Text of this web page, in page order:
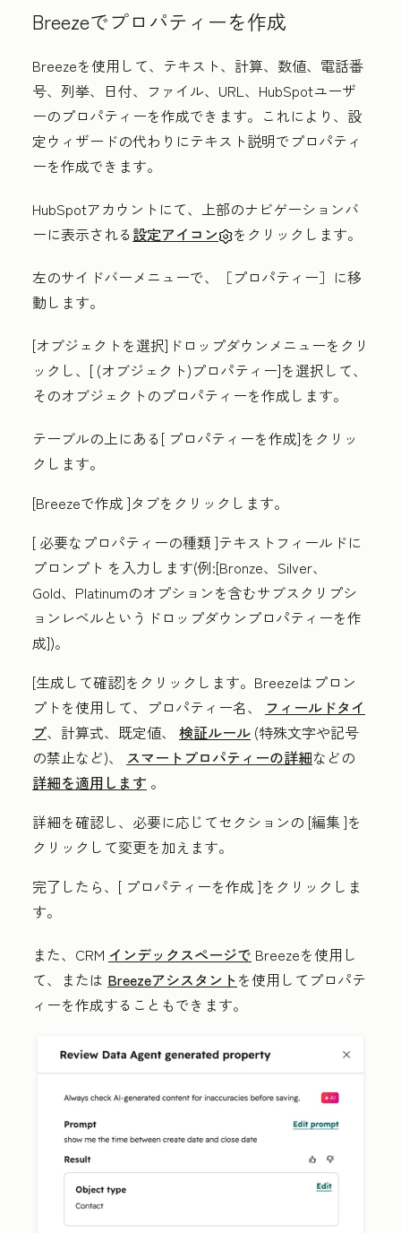
Breezeでプロパティーを作成
Breezeを使用して、テキスト、計算、数値、電話番
号、列挙、日付、ファイル、URL、HubSpotユーザ
ーのプロパティーを作成できます。これにより、設
定ウィザードの代わりにテキスト説明でプロパティ
ーを作成できます。
HubSpotアカウントにて、上部のナビゲーションバ
ーに表示される設定アイコン
をクリックします。
左のサイドバーメニューで、
［プロパティー］ に移
動します。
[オブジェクトを選択]ドロップダウンメニューをクリ
ックし、[ (オブジェクト)プロパティー]を選択して、
そのオブジェクトのプロパティーを作成します。
テーブルの上にある[ プロパティーを作成]をクリッ
クします。
[Breezeで作成 ]タブをクリックします。
[ 必要なプロパティーの種類 ]テキストフィールドに
プロンプト を入力します(例:[Bronze、Silver、
Gold、Platinumのオプションを含むサブスクリプシ
ョンレベルというドロップダウンプロパティーを作
成])。
[生成して確認]をクリックします。Breezeはプロン
プトを使用して、プロパティー名、
フィールドタイ
プ、計算式、既定値、 検証ルール (特殊文字や記号
の禁止など)、 スマートプロパティーの詳細などの
詳細を適用します 。
詳細を確認し、必要に応じてセクションの [編集 ]を
クリックして変更を加えます。
完了したら、[ プロパティーを作成 ]をクリックしま
す。
また、CRM インデックスページで Breezeを使用し
て、または Breezeアシスタントを使用してプロパテ
ィーを作成することもできます。